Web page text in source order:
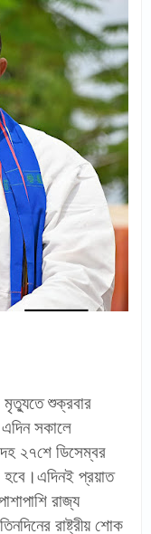
মৃত্যুতে শুক্রবার
সকালে
২৭শে ডিসেম্বর
হবে।এদিনই প্রয়াত
রাজ্য
রাষ্ট্রীয় শোক